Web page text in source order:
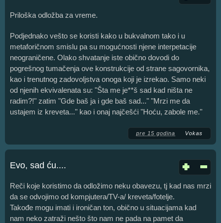
Priloška odložba za vreme.
Podjednako vešto se koristi kako u bukvalnom tako i u
metaforičnom smislu pa su mogućnosti njene interpetacije
neograničene. Olako shvatanje iste obično dovodi do
pogrešnog tumačenja ove konstrukcije od strane sagovornika,
kao i trenutnog zadovoljstva onoga koji je izrekao. Samo neki
od njenih ekvivalenata su: "Šta me je**š sad kad ništa ne
radim?!" zatim "Gde baš ja i gde baš sad..." "Mrzi me da
ustajem iz kreveta..." kao i onaj najčešći "Hoću, zabole me."
pre 15 godina Vokas
Evo, sad ću....
Reči koje koristimo da odložimo neku obavezu, tj kad nas mrzi
da se odvojimo od kompjutera/TV-a/ kreveta/fotelje.
Takođe mogu imati i ironičan ton, obično u situacijama kad
nam neko zatraži nešto što nam ne pada na pamet da